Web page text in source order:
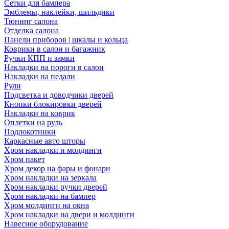
Сетки для бампера
Эмблемы, наклейки, шильдики
Тюнинг салона
Отделка салона
Панели приборов | шкалы и кольца
Коврики в салон и багажник
Ручки КПП и замки
Накладки на пороги в салон
Накладки на педали
Рули
Подсветка и доводчики дверей
Кнопки блокировки дверей
Накладки на коврик
Оплетки на руль
Подлокотники
Каркасные авто шторы
Хром накладки и молдинги
Хром пакет
Хром декор на фары и фонари
Хром накладки на зеркала
Хром накладки ручки дверей
Хром накладки на бампер
Хром молдинги на окна
Хром накладки на двери и молдинги
Навесное оборудование